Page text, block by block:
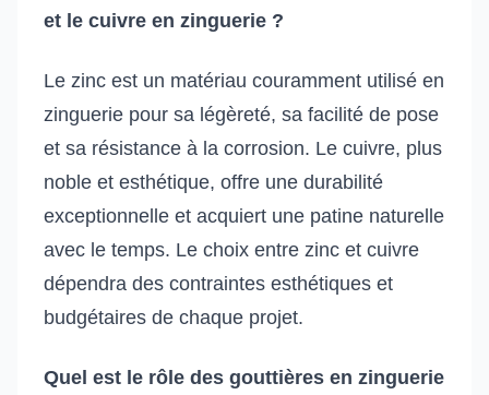
et le cuivre en zinguerie ?
Le zinc est un matériau couramment utilisé en
zinguerie pour sa légèreté, sa facilité de pose
et sa résistance à la corrosion. Le cuivre, plus
noble et esthétique, offre une durabilité
exceptionnelle et acquiert une patine naturelle
avec le temps. Le choix entre zinc et cuivre
dépendra des contraintes esthétiques et
budgétaires de chaque projet.
Quel est le rôle des gouttières en zinguerie